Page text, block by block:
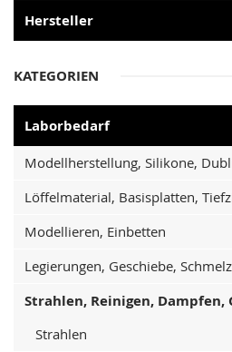
Hersteller
KATEGORIEN
Laborbedarf
Modellherstellung, Silikone,
Löffelmaterial, Basisplatten,
Modellieren, Einbetten
Legierungen, Geschiebe,
Strahlen, Reinigen, Dampfen,
Strahlen